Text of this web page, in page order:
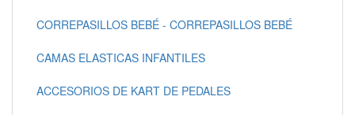
CORREPASILLOS BEBÉ - CORREPASILLOS BEBÉ
CAMAS ELASTICAS INFANTILES
ACCESORIOS DE KART DE PEDALES